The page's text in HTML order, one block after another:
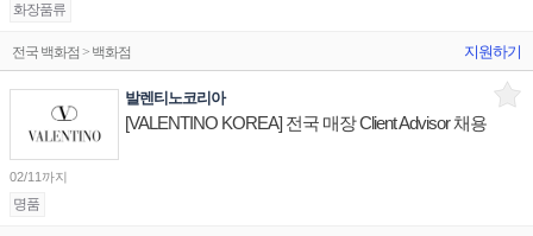
화장품류
전국 백화점 > 백화점 지원하기
발렌티노코리아
[VALENTINO KOREA] 전국 매장 Client Advisor 채용
02/11까지
명품